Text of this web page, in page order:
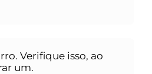
Verifique isso, ao
um.